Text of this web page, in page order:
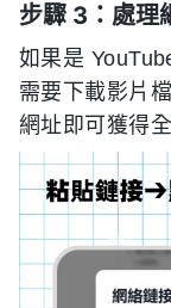
步驟 3：處理
如果是
需要下載影片
網址即可獲得